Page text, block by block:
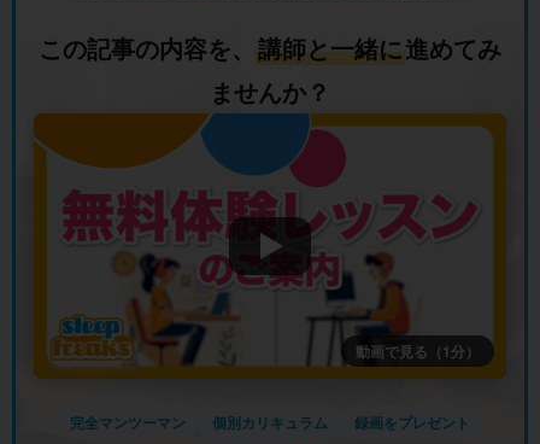
この記事の内容を、 講師と一緒に進めてみ
ませんか？
動画で見る（1分）
完全マンツーマン 個別カリキュラム
録画をプレゼント